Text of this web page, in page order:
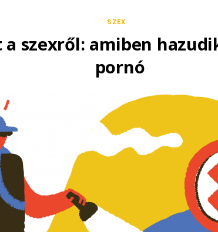
SZEX
szexről: amiben
pornó